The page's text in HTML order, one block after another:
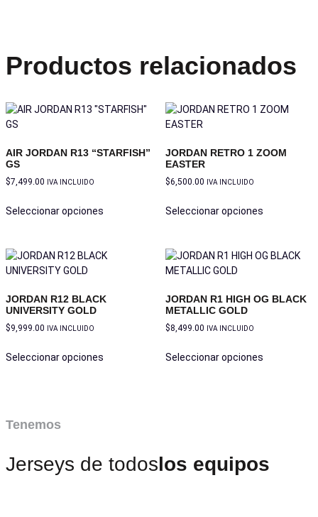
Productos relacionados
AIR JORDAN R13 “STARFISH”
GS
$7,499.00 IVA INCLUIDO
Seleccionar opciones
JORDAN RETRO 1 ZOOM
EASTER
$6,500.00 IVA INCLUIDO
Seleccionar opciones
JORDAN R12 BLACK
UNIVERSITY GOLD
$9,999.00 IVA INCLUIDO
Seleccionar opciones
JORDAN R1 HIGH OG BLACK
METALLIC GOLD
$8,499.00 IVA INCLUIDO
Seleccionar opciones
Tenemos
Jerseys de todoslos equipos